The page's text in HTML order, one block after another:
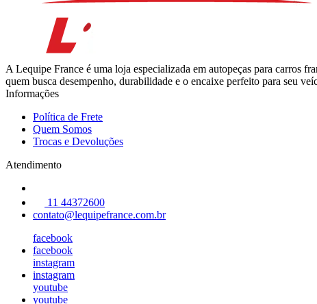
A Lequipe France é uma loja especializada em autopeças para carros
quem busca desempenho, durabilidade e o encaixe perfeito para seu
Informações
Política de Frete
Quem Somos
Trocas e Devoluções
Atendimento
11 44372600
contato@lequipefrance.com.br
facebook
facebook
instagram
instagram
youtube
youtube